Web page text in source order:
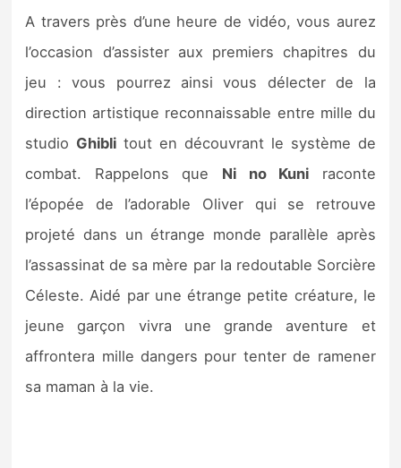
Bons plans
A travers près d’une heure de vidéo, vous aurez
l’occasion d’assister aux premiers chapitres du
jeu : vous pourrez ainsi vous délecter de la
direction artistique reconnaissable entre mille du
studio Ghibli tout en découvrant le système de
combat. Rappelons que Ni no Kuni raconte
l’épopée de l’adorable Oliver qui se retrouve
projeté dans un étrange monde parallèle après
l’assassinat de sa mère par la redoutable Sorcière
Céleste. Aidé par une étrange petite créature, le
jeune garçon vivra une grande aventure et
affrontera mille dangers pour tenter de ramener
sa maman à la vie.